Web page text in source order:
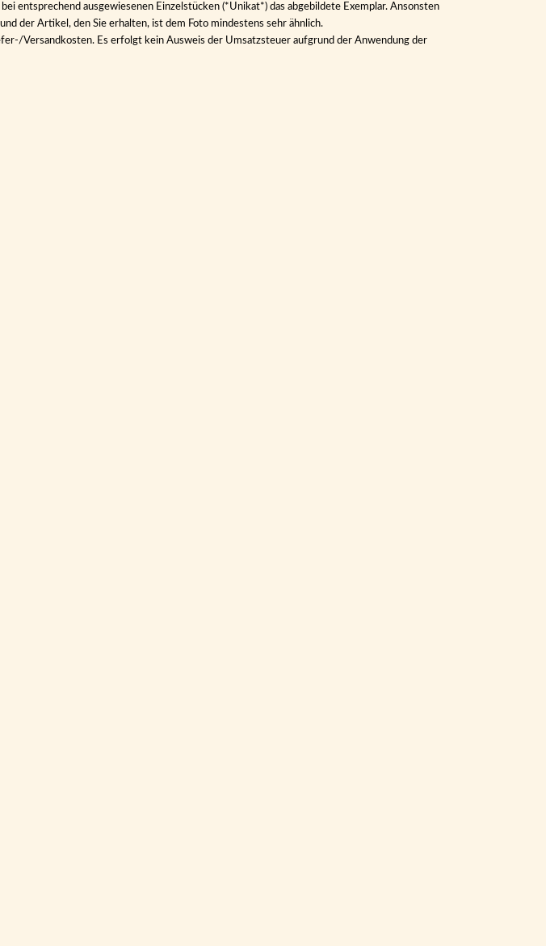
entsprechend ausgewiesenen Einzelstücken (*Unikat*) das abgebildete Exemplar. Ansonsten
der Artikel, den Sie erhalten, ist dem Foto mindestens sehr ähnlich.
Versandkosten. Es erfolgt kein Ausweis der Umsatzsteuer aufgrund der Anwendung der